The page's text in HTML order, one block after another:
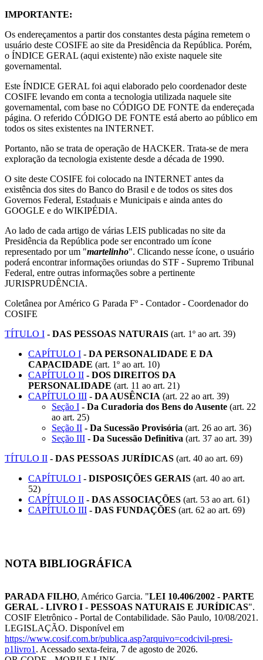
IMPORTANTE:
Os endereçamentos a partir dos constantes desta página remetem o
usuário deste COSIFE ao site da Presidência da República. Porém,
o ÍNDICE GERAL (aqui existente) não existe naquele site
governamental.
Este ÍNDICE GERAL foi aqui elaborado pelo coordenador deste
COSIFE levando em conta a tecnologia utilizada naquele site
governamental, com base no CÓDIGO DE FONTE da endereçada
página. O referido CÓDIGO DE FONTE está aberto ao público em
todos os sites existentes na INTERNET.
Portanto, não se trata de operação de HACKER. Trata-se de mera
exploração da tecnologia existente desde a década de 1990.
O site deste COSIFE foi colocado na INTERNET antes da
existência dos sites do Banco do Brasil e de todos os sites dos
Governos Federal, Estaduais e Municipais e ainda antes do
GOOGLE e do WIKIPÉDIA.
Ao lado de cada artigo de várias LEIS publicadas no site da
Presidência da República pode ser encontrado um ícone
representado por um "martelinho". Clicando nesse ícone, o usuário
poderá encontrar informações oriundas do STF - Supremo Tribunal
Federal, entre outras informações sobre a pertinente
JURISPRUDÊNCIA.
Coletânea por Américo G Parada Fº - Contador - Coordenador do
COSIFE
TÍTULO I - DAS PESSOAS NATURAIS (art. 1º ao art. 39)
CAPÍTULO I - DA PERSONALIDADE E DA
CAPACIDADE (art. 1º ao art. 10)
CAPÍTULO II - DOS DIREITOS DA
PERSONALIDADE (art. 11 ao art. 21)
CAPÍTULO III - DA AUSÊNCIA (art. 22 ao art. 39)
Seção I - Da Curadoria dos Bens do Ausente (art. 22
ao art. 25)
Seção II - Da Sucessão Provisória (art. 26 ao art. 36)
Seção III - Da Sucessão Definitiva (art. 37 ao art. 39)
TÍTULO II - DAS PESSOAS JURÍDICAS (art. 40 ao art. 69)
CAPÍTULO I - DISPOSIÇÕES GERAIS (art. 40 ao art.
52)
CAPÍTULO II - DAS ASSOCIAÇÕES (art. 53 ao art. 61)
CAPÍTULO III - DAS FUNDAÇÕES (art. 62 ao art. 69)
NOTA BIBLIOGRÁFICA
PARADA FILHO, Américo Garcia. "LEI 10.406/2002 - PARTE
GERAL - LIVRO I - PESSOAS NATURAIS E JURÍDICAS".
COSIF Eletrônico - Portal de Contabilidade. São Paulo, 10/08/2021.
LEGISLAÇÃO. Disponível em
https://www.cosif.com.br/publica.asp?arquivo=codcivil-presi-
p1livro1 . Acessado sexta-feira, 7 de agosto de 2026.